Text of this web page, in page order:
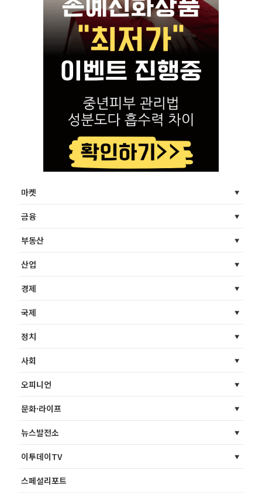
마켓
금융
부동산
산업
경제
국제
정치
사회
오피니언
문화·라이프
뉴스발전소
이투데이TV
스페셜리포트